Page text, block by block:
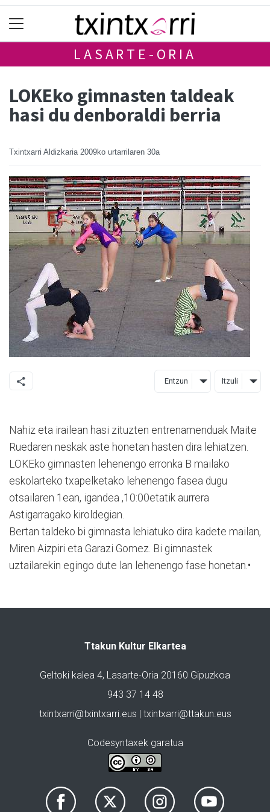
LASARTE-ORIA
LOKEko gimnasten taldeak
hasi du denboraldi berria
Txintxarri Aldizkaria 2009ko urtarrilaren 30a
Entzun Itzuli
Nahiz eta irailean hasi zituzten entrenamenduak Maite
Ruedaren neskak aste honetan hasten dira lehiatzen.
LOKEko gimnasten lehenengo erronka B mailako
eskolarteko txapelketako lehenengo fasea dugu
otsailaren 1ean, igandea ,10:00etatik aurrera
Astigarragako kiroldegian.
Bertan taldeko bi gimnasta lehiatuko dira kadete mailan,
Miren Aizpiri eta Garazi Gomez. Bi gimnastek
uztailarekin egingo dute lan lehenengo fase honetan.•
Ttakun Kultur Elkartea
Geltoki kalea 4, Lasarte-Oria 20160 Gipuzkoa
943 37 14 48
txintxarri@txintxarri.eus | txintxarri@ttakun.eus
Codesyntaxek garatua